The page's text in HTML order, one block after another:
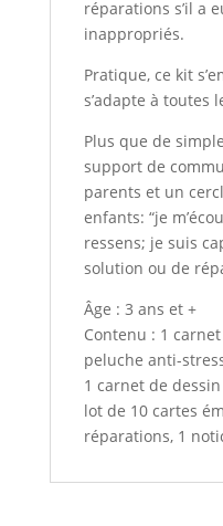
réparations s’il a
inappropriés.
Pratique, ce kit
s’adapte à toutes
Plus que de
support de
parents et un
enfants: “je
ressens; je suis
solution ou de
Âge : 3 ans et +
Contenu : 1
peluche anti-
1 carnet de dessin
lot de 10 cartes
réparations, 1